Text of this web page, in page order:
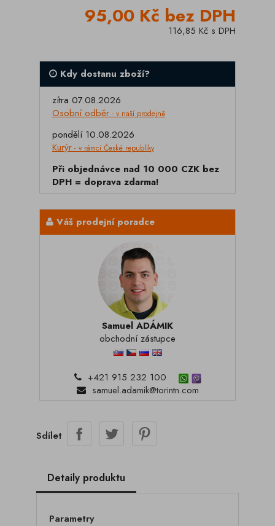
95,00 Kč bez DPH
116,85 Kč s DPH
Kdy dostanu zboží?
zítra 07.08.2026
Osobní odběr - v naší prodejně
pondělí 10.08.2026
Kurýr - v rámci České republiky
Při objednávce nad 10 000 CZK bez
DPH = doprava zdarma!
Váš prodejní poradce
Samuel ADÁMIK
obchodní zástupce
+421 915 232 100
samuel.adamik@torintn.com
Sdílet
Detaily produktu
Parametry